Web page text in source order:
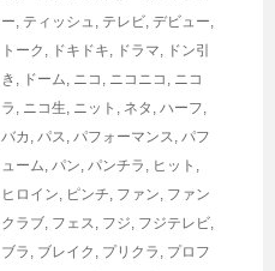
ー, ティッシュ , テレビ, デビュー,
トーク , ドキドキ, ドラマ, ドン引
き , ドーム, ニコ , ニコニコ , ニコ
ラ , ニコ生, ニット , ネタ , ハーフ,
バカ , パス, パフォーマンス, パフ
ューム, パン, パンチラ , ヒット ,
ヒロイン, ピンチ, ファン, ファン
クラブ, フェス, フジ, フジテレビ,
ブラ , ブレイク , プリクラ , プロフ